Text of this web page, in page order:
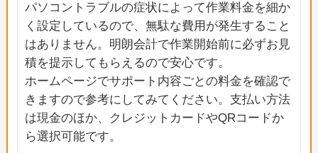
パソコントラブルの症状によって作業料金を細か
く設定しているので、無駄な費用が発生すること
はありません。明朗会計で作業開始前に必ずお見
積を提示してもらえるので安心です。
ホームページでサポート内容ごとの料金を確認で
きますので参考にしてみてください。支払い方法
は現金のほか、クレジットカードやQRコードか
ら選択可能です。